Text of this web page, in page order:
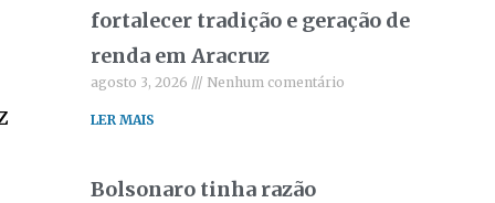
fortalecer tradição e geração de
renda em Aracruz
agosto 3, 2026 Nenhum comentário
LER MAIS
Bolsonaro tinha razão